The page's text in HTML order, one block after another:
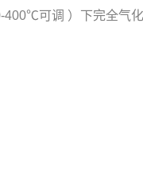
400℃可调 ）下完全气化